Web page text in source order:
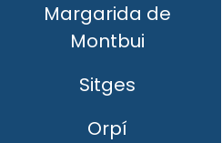
Margarida de
Montbui
Sitges
Orpí